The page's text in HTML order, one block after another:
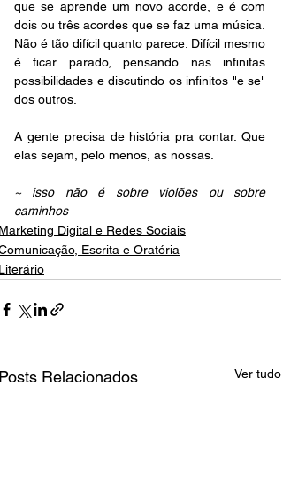
que se aprende um novo acorde, e é com
dois ou três acordes que se faz uma música.
Não é tão difícil quanto parece. Difícil mesmo
é ficar parado, pensando nas infinitas
possibilidades e discutindo os infinitos "e se"
dos outros.
A gente precisa de história pra contar. Que
elas sejam, pelo menos, as nossas.
~ isso não é sobre violões ou sobre
caminhos
Digital e Redes Sociais
Escrita e Oratória
Relacionados Ver tudo